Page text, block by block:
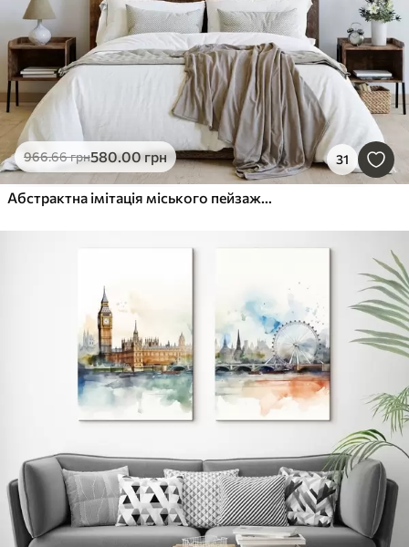
966.66грн580.00грн 31
Абстрактна імітація міського пейзажу в живописі